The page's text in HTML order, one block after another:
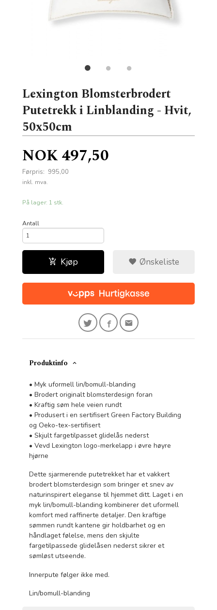
Lexington Blomsterbrodert
Putetrekk i Linblanding - Hvit,
50x50cm
Tilbud
NOK497,50
Førpris: 995,00
Rabatt
inkl. mva.
På lager: 1 stk.
Antall
Kjøp Ønskeliste
Produktinfo
• Myk uformell lin/bomull-blanding
• Brodert originalt blomsterdesign foran
• Kraftig søm hele veien rundt
• Produsert i en sertifisert Green Factory Building
og Oeko-tex-sertifisert
• Skjult fargetilpasset glidelås nederst
• Vevd Lexington logo-merkelapp i øvre høyre
hjørne
Dette sjarmerende putetrekket har et vakkert
brodert blomsterdesign som bringer et snev av
naturinspirert eleganse til hjemmet ditt. Laget i en
myk lin/bomull-blanding kombinerer det uformell
komfort med raffinerte detaljer. Den kraftige
sømmen rundt kantene gir holdbarhet og en
håndlaget følelse, mens den skjulte
fargetilpassede glidelåsen nederst sikrer et
sømløst utseende.
Innerpute følger ikke med.
Lin/bomull-blanding